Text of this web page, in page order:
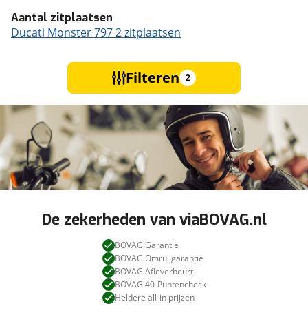
Aantal zitplaatsen
Ducati Monster 797 2 zitplaatsen
Filteren 2
De zekerheden van viaBOVAG.nl
BOVAG Garantie
BOVAG Omruilgarantie
BOVAG Afleverbeurt
BOVAG 40-Puntencheck
Heldere all-in prijzen